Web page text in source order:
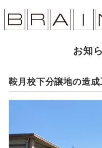
分譲住宅
展示会予約・お問い合わせ
お知
鞍月校下分譲地の造成